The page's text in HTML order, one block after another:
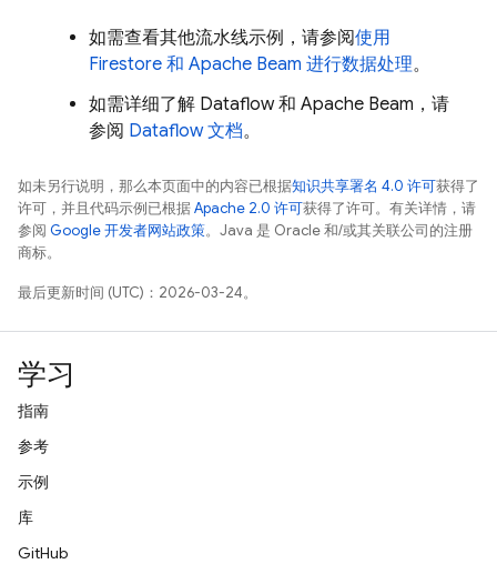
如需查看其他流水线示例，请参阅使用
Firestore 和 Apache Beam 进行数据处理。
如需详细了解 Dataflow 和 Apache Beam，请
参阅 Dataflow 文档。
如未另行说明，那么本页面中的内容已根据知识共享署名 4.0 许可获得了
许可，并且代码示例已根据Apache 2.0 许可获得了许可。有关详情，请
参阅 Google 开发者网站政策。Java 是 Oracle 和/或其关联公司的注册
商标。
最后更新时间 (UTC)：2026-03-24。
学习
指南
参考
示例
库
GitHub